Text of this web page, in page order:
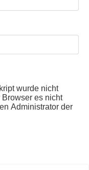
wurde nicht
es nicht
Administrator der